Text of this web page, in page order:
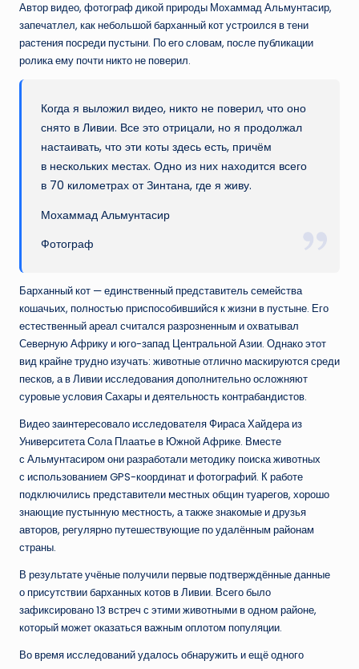
Автор видео, фотограф дикой природы Мохаммад Альмунтасир,
запечатлел, как небольшой барханный кот устроился в тени
растения посреди пустыни. По его словам, после публикации
ролика ему почти никто не поверил.
Когда я выложил видео, никто не поверил, что оно
снято в Ливии. Все это отрицали, но я продолжал
настаивать, что эти коты здесь есть, причём
в нескольких местах. Одно из них находится всего
в 70 километрах от Зинтана, где я живу.
Мохаммад Альмунтасир
Фотограф
Барханный кот — единственный представитель семейства
кошачьих, полностью приспособившийся к жизни в пустыне. Его
естественный ареал считался разрозненным и охватывал
Северную Африку и юго-запад Центральной Азии. Однако этот
вид крайне трудно изучать: животные отлично маскируются среди
песков, а в Ливии исследования дополнительно осложняют
суровые условия Сахары и деятельность контрабандистов.
Видео заинтересовало исследователя Фираса Хайдера из
Университета Сола Плаатье в Южной Африке. Вместе
с Альмунтасиром они разработали методику поиска животных
с использованием GPS-координат и фотографий. К работе
подключились представители местных общин туарегов, хорошо
знающие пустынную местность, а также знакомые и друзья
авторов, регулярно путешествующие по удалённым районам
страны.
В результате учёные получили первые подтверждённые данные
о присутствии барханных котов в Ливии. Всего было
зафиксировано 13 встреч с этими животными в одном районе,
который может оказаться важным оплотом популяции.
Во время исследований удалось обнаружить и ещё одного